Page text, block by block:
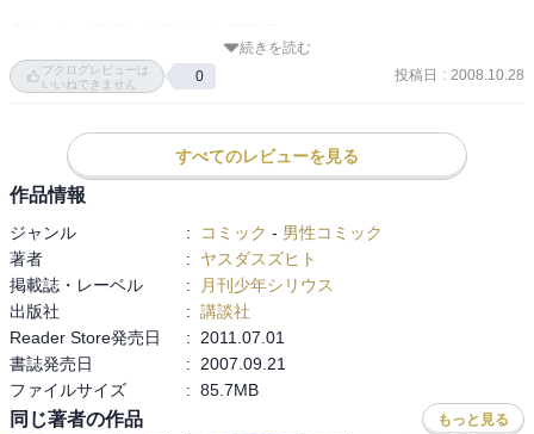
小姫を助け出すことはできるのか！？
バトルが熱い！！そしてアキナとキョースケが熱い、第３巻。
みんなー、読んでくれぇ！！！！！
続きを読む
ブクログレビューは
いいねできません
0 投稿日 : 2008.10.28
すべてのレビューを見る
作品情報
ジャンル : コミック - 男性コミック
著者
:
ヤスダスズヒト
掲載誌・レーベル
:
月刊少年シリウス
出版社
: 講談社
Reader Store発売日
:
2011.07.01
書誌発売日
:
2007.09.21
ファイルサイズ
: 85.7MB
同じ著者の作品 もっと見る